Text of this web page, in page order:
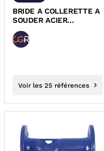
BRIDE A COLLERETTE A
SOUDER ACIER
GALVANISE PN10/16
EN1092-1
Voir les 25 références